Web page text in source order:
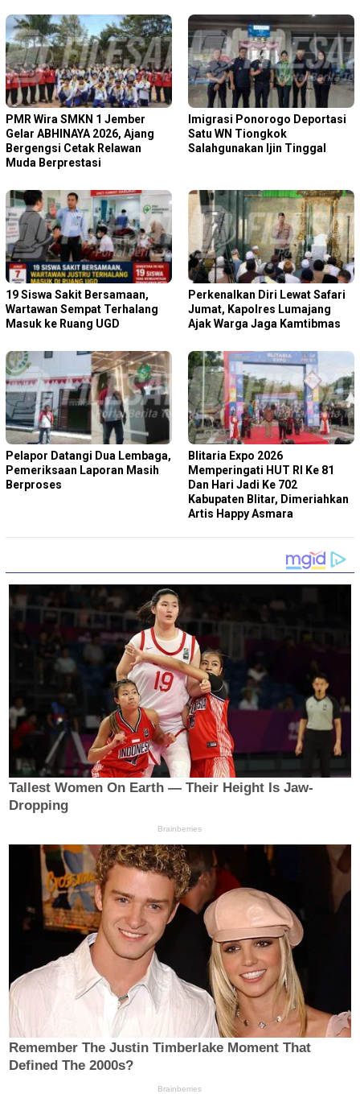
PMR Wira SMKN 1 Jember
Gelar ABHINAYA 2026, Ajang
Bergengsi Cetak Relawan
Muda Berprestasi
Imigrasi Ponorogo Deportasi
Satu WN Tiongkok
Salahgunakan Ijin Tinggal
19 Siswa Sakit Bersamaan,
Wartawan Sempat Terhalang
Masuk ke Ruang UGD
Perkenalkan Diri Lewat Safari
Jumat, Kapolres Lumajang
Ajak Warga Jaga Kamtibmas
Pelapor Datangi Dua Lembaga,
Pemeriksaan Laporan Masih
Berproses
Blitaria Expo 2026
Memperingati HUT RI Ke 81
Dan Hari Jadi Ke 702
Kabupaten Blitar, Dimeriahkan
Artis Happy Asmara